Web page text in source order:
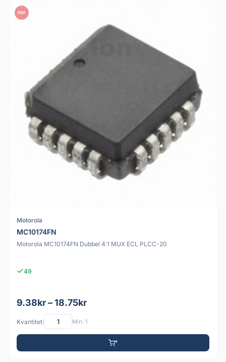
PDF
Motorola
MC10174FN
Motorola MC10174FN Dubbel 4:1 MUX ECL PLCC-20
49
9.38kr – 18.75kr
Kvantitet: Min: 1